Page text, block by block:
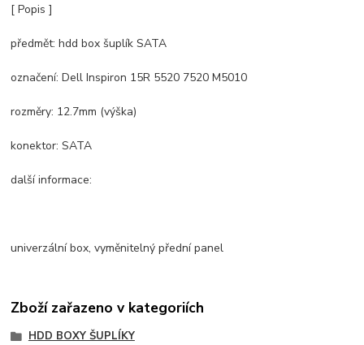
[ Popis ]
předmět: hdd box šuplík SATA
označení: Dell Inspiron 15R 5520 7520 M5010
rozměry: 12.7mm (výška)
konektor: SATA
další informace:
univerzální box, vyměnitelný přední panel
Zboží zařazeno v kategoriích
HDD BOXY ŠUPLÍKY